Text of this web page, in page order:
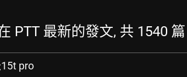
PTT 最新的發文, 共 1540 篇
pro